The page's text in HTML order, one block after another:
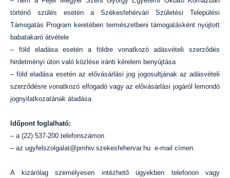
történő szülés esetén a Székesfehérvári Születési Települési
Támogatás Program keretében természetbeni támogatásként nyújtott
babatakaró átvétele
– föld eladása esetén a földre vonatkozó adásvételi szerződés
hirdetményi úton való közlése iránti kérelem benyújtása
– föld eladása esetén az elővásárlási jog jogosultjának az adásvételi
szerződésre vonatkozó elfogadó vagy az elővásárlási jogáról lemondó
jognyilatkozatának átadása
Időpont foglalható:
– a (22) 537-200 telefonszámon
– az ugyfelszolgalat@pmhiv.szekesfehervar.hu e-mail címen.
A kizárólag személyesen intézhető ügyekben telefonon vagy